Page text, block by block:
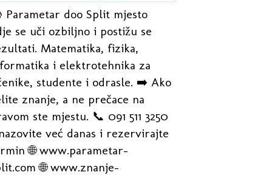
Parametar doo Split mjesto
se uči ozbiljno i postižu se
Matematika, fizika,
i elektrotehnika za
studente i odrasle. ➡️ Ako
znanje, a ne prečace na
ste mjestu. 📞 091 511 3250
već danas i rezervirajte
🌐 www.parametar-
🌐 www.znanje-